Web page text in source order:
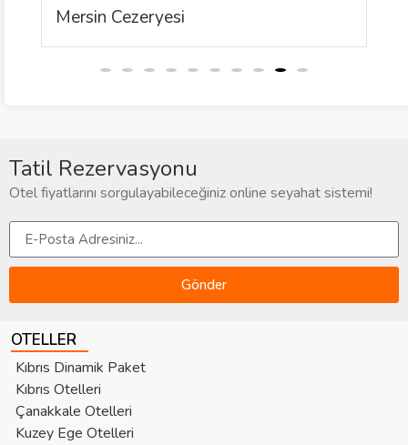
Mersin Cezeryesi
Tatil Rezervasyonu
Otel fiyatlarını sorgulayabileceğiniz online seyahat sistemi!
Gönder
OTELLER
Kıbrıs Dinamik Paket
Kıbrıs Otelleri
Çanakkale Otelleri
Kuzey Ege Otelleri